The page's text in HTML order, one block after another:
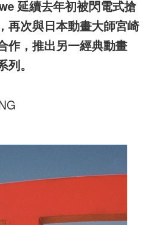
延續去年初被閃電式搶
再次與日本動畫大師宮崎
作，推出另一經典動畫
列。